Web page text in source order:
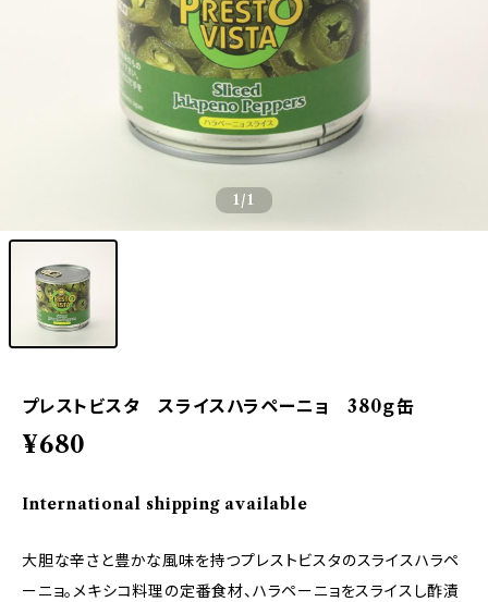
1/1
プレストビスタ スライスハラペーニョ 380ｇ缶
¥680
International shipping available
大胆な辛さと豊かな風味を持つプレストビスタのスライスハラペ
ーニョ。メキシコ料理の定番食材、ハラペーニョをスライスし酢漬